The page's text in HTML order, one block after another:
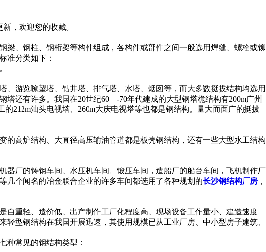
，欢迎您的收藏。
、钢柱、钢桁架等构件组成，各构件或部件之间一般选用焊缝、螺栓或铆
准分类如下：
游览嘹望塔、钻井塔、排气塔、水塔、烟囱等，而大多数挺拔结构均选用
塔还有许多。我国在20世纪60—-70年代建成的大型钢塔桅结构有200m广州
212m汕头电视塔、260m大庆电视塔等也都是钢结构。量大而面广的挺拔
高炉结构、大直径高压输油管道都是板壳钢结构，还有一些大型水工结构
厂的铸钢车间、水压机车间、锻压车间，造船厂的船台车间，飞机制作厂
几个闻名的冶金联合企业的许多车间都选用了各种规划的长沙钢结构厂房 ，
自重轻、造价低、出产制作工厂化程度高、现场设备工作量小、建造速度
型钢结构在我国开展迅速，其使用规模已从工业厂房、中小型房子建筑、
种常见的钢结构类型：